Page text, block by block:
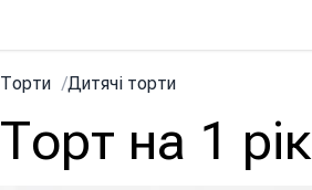
Торти /Дитячі торти
Торт на 1 рік